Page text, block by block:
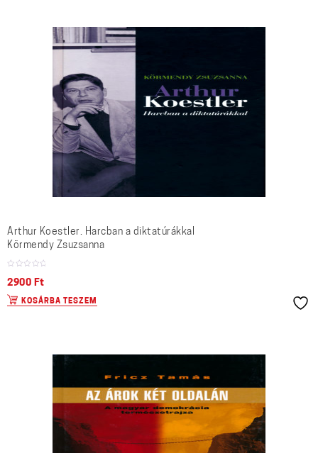
Arthur Koestler. Harcban a diktatúrákkal
Körmendy Zsuzsanna
2900 Ft
KOSÁRBA TESZEM